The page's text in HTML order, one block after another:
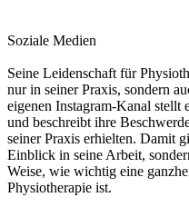
Soziale Medien
Seine Leidenschaft für
nur in seiner Praxis, sondern
eigenen Instagram-Kanal stellt
und beschreibt ihre
seiner Praxis erhielten. Damit
Einblick in seine Arbeit,
Weise, wie wichtig eine
Physiotherapie ist.